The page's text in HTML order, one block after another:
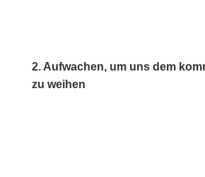
2. Aufwachen, um uns dem
zu weihen